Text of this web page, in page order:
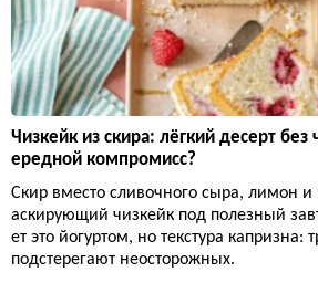
Чизкейк из скира: лёгкий десерт без
ередной компромисс?
Скир вместо сливочного сыра, лимон
аскирующий чизкейк под полезный
ет это йогуртом, но текстура
подстерегают неосторожных.